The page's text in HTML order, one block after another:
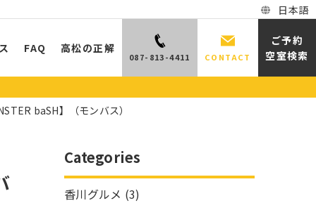
日本語
FAQ 高松の正解
087-813-4411 CONTACT
ご予約
空室検索
baSH】（モンバス）
Categories
香川グルメ (3)